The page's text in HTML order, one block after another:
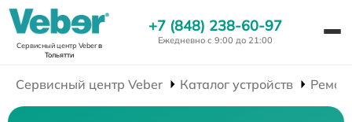
Сервисный центр Veberв
Тольятти
+7 (848) 238-60-97
Ежедневно с 9:00 до 21:00
Сервисный центр Veber Каталог устройств